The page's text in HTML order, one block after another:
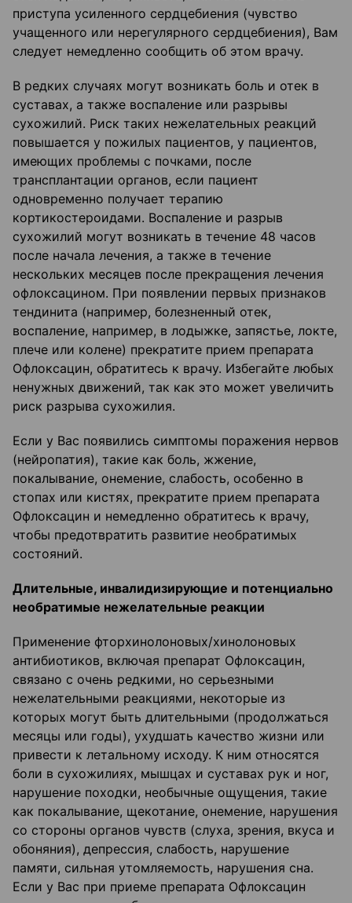
приступа усиленного сердцебиения (чувство
учащенного или нерегулярного сердцебиения), Вам
следует немедленно сообщить об этом врачу.
В редких случаях могут возникать боль и отек в
суставах, а также воспаление или разрывы
сухожилий. Риск таких нежелательных реакций
повышается у пожилых пациентов, у пациентов,
имеющих проблемы с почками, после
трансплантации органов, если пациент
одновременно получает терапию
кортикостероидами. Воспаление и разрыв
сухожилий могут возникать в течение 48 часов
после начала лечения, а также в течение
нескольких месяцев после прекращения лечения
офлоксацином. При появлении первых признаков
тендинита (например, болезненный отек,
воспаление, например, в лодыжке, запястье, локте,
плече или колене) прекратите прием препарата
Офлоксацин, обратитесь к врачу. Избегайте любых
ненужных движений, так как это может увеличить
риск разрыва сухожилия.
Если у Вас появились симптомы поражения нервов
(нейропатия), такие как боль, жжение,
покалывание, онемение, слабость, особенно в
стопах или кистях, прекратите прием препарата
Офлоксацин и немедленно обратитесь к врачу,
чтобы предотвратить развитие необратимых
состояний.
Длительные, инвалидизирующие и потенциально
необратимые нежелательные реакции
Применение фторхинолоновых/хинолоновых
антибиотиков, включая препарат Офлоксацин,
связано с очень редкими, но серьезными
нежелательными реакциями, некоторые из
которых могут быть длительными (продолжаться
месяцы или годы), ухудшать качество жизни или
привести к летальному исходу. К ним относятся
боли в сухожилиях, мышцах и суставах рук и ног,
нарушение походки, необычные ощущения, такие
как покалывание, щекотание, онемение, нарушения
со стороны органов чувств (слуха, зрения, вкуса и
обоняния), депрессия, слабость, нарушение
памяти, сильная утомляемость, нарушения сна.
Если у Вас при приеме препарата Офлоксацин